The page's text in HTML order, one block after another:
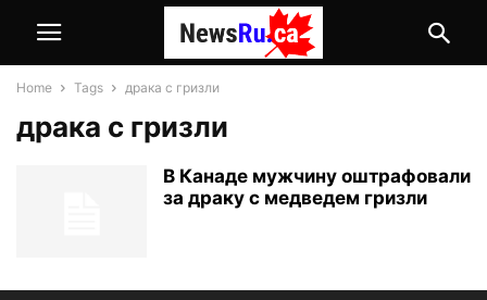
Home Tags драка с гризли
драка с гризли
В Канаде мужчину оштрафовали
за драку с медведем гризли